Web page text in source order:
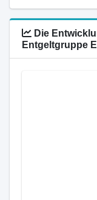
Die
Entgeltgruppe